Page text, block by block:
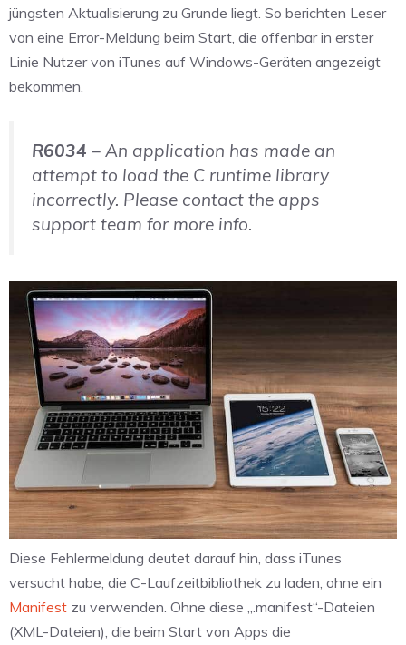
jüngsten Aktualisierung zu Grunde liegt. So berichten Leser
von eine Error-Meldung beim Start, die offenbar in erster
Linie Nutzer von iTunes auf Windows-Geräten angezeigt
bekommen.
R6034 – An application has made an
attempt to load the C runtime library
incorrectly. Please contact the apps
support team for more info.
Diese Fehlermeldung deutet darauf hin, dass iTunes
versucht habe, die C-Laufzeitbibliothek zu laden, ohne ein
Manifest zu verwenden. Ohne diese „.manifest“-Dateien
(XML-Dateien), die beim Start von Apps die